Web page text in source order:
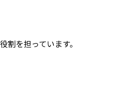
を担っています。